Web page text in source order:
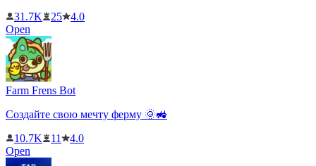
31.7K
25
4.0
Open
Farm Frens Bot
Создайте свою мечту ферму 🌞🚜
10.7K
11
4.0
Open